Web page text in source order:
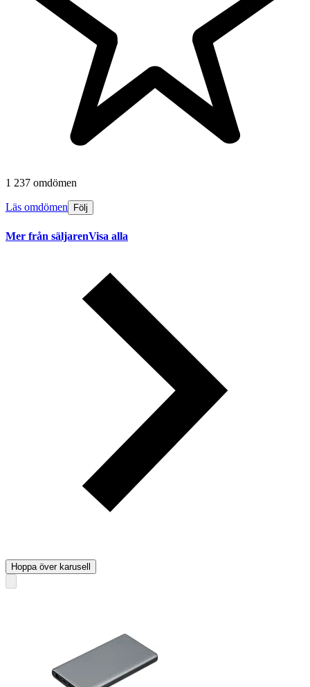
1 237 omdömen
Läs omdömen Följ
Mer från säljarenVisa alla
Hoppa över karusell